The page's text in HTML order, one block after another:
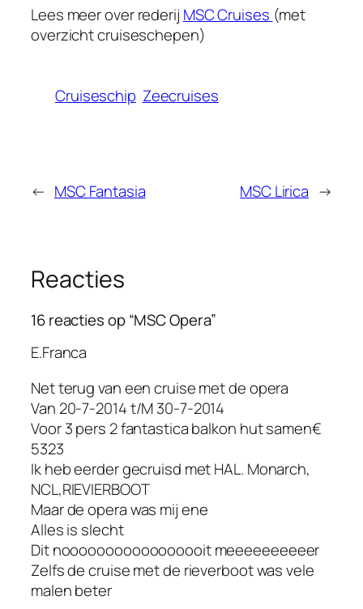
Lees meer over rederij MSC Cruises (met
overzicht cruiseschepen)
Cruiseschip Zeecruises
← MSC Fantasia MSC Lirica →
Reacties
16 reacties op “MSC Opera”
E.Franca
Net terug van een cruise met de opera
Van 20-7-2014 t/M 30-7-2014
Voor 3 pers 2 fantastica balkon hut samen€
5323
Ik heb eerder gecruisd met HAL. Monarch,
NCL,RIEVIERBOOT
Maar de opera was mij ene
Alles is slecht
Dit nooooooooooooooooit meeeeeeeeeer
Zelfs de cruise met de rieverboot was vele
malen beter